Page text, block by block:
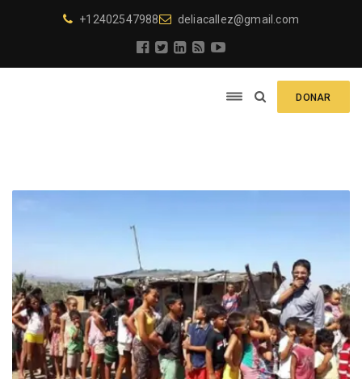
+12402547988 deliacallez@gmail.com
DONAR